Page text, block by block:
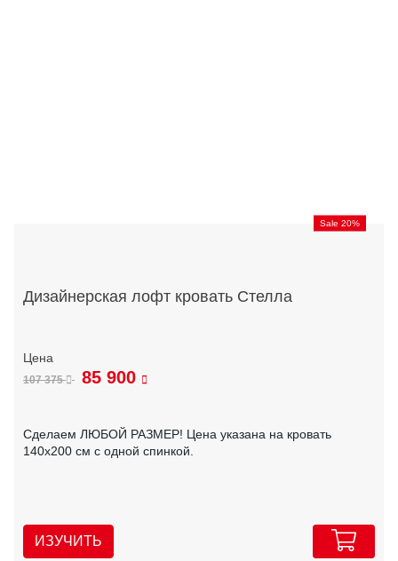
Sale 20%
Дизайнерская лофт кровать Стелла
107 375 85 900
Сделаем ЛЮБОЙ РАЗМЕР! Цена указана на кровать
140х200 см с одной спинкой.
ИЗУЧИТЬ